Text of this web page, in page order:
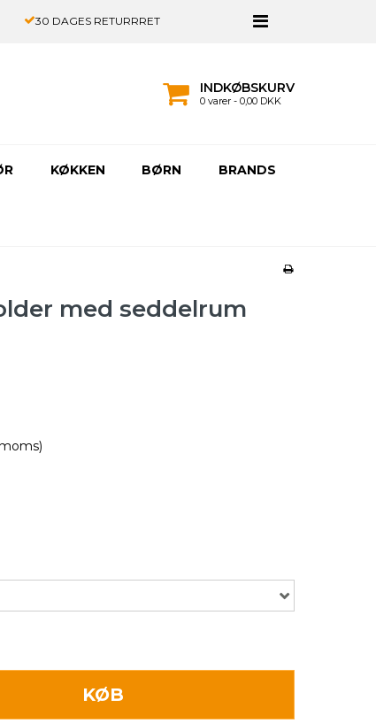
30 DAGES RETURRRET
INDKØBSKURV
0 varer - 0,00 DKK
KØKKEN BØRN BRANDS
med seddelrum
KØB